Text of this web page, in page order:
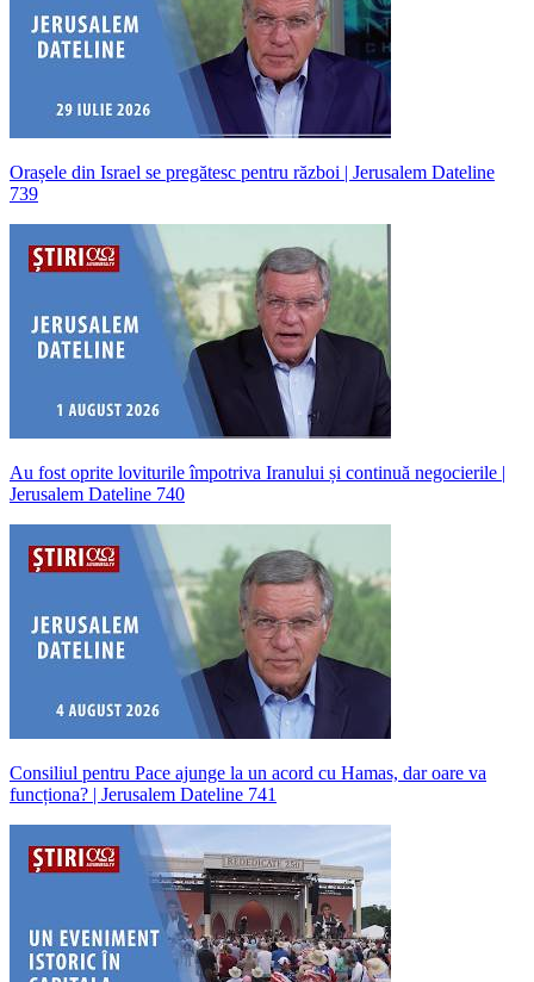
Orașele din Israel se pregătesc pentru război | Jerusalem Dateline
739
Au fost oprite loviturile împotriva Iranului și continuă negocierile |
Jerusalem Dateline 740
Consiliul pentru Pace ajunge la un acord cu Hamas, dar oare va
funcționa? | Jerusalem Dateline 741